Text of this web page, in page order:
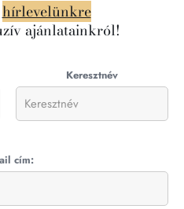
hírlevelünkre
ajánlatainkról!
Keresztnév
cím: